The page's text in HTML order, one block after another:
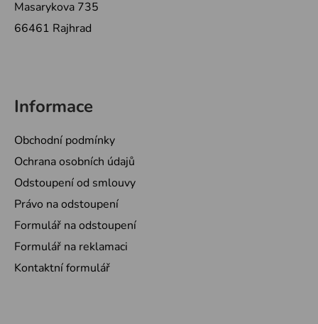
Masarykova 735
66461 Rajhrad
Informace
Obchodní podmínky
Ochrana osobních údajů
Odstoupení od smlouvy
Právo na odstoupení
Formulář na odstoupení
Formulář na reklamaci
Kontaktní formulář